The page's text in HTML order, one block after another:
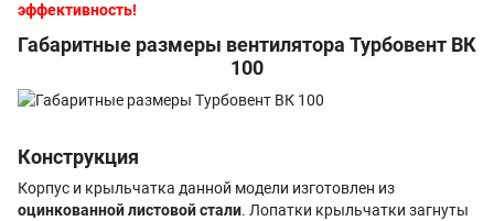
эффективность!
Габаритные размеры вентилятора Турбовент ВК
100
Конструкция
Корпус и крыльчатка данной модели изготовлен из
оцинкованной листовой стали. Лопатки крыльчатки загнуты